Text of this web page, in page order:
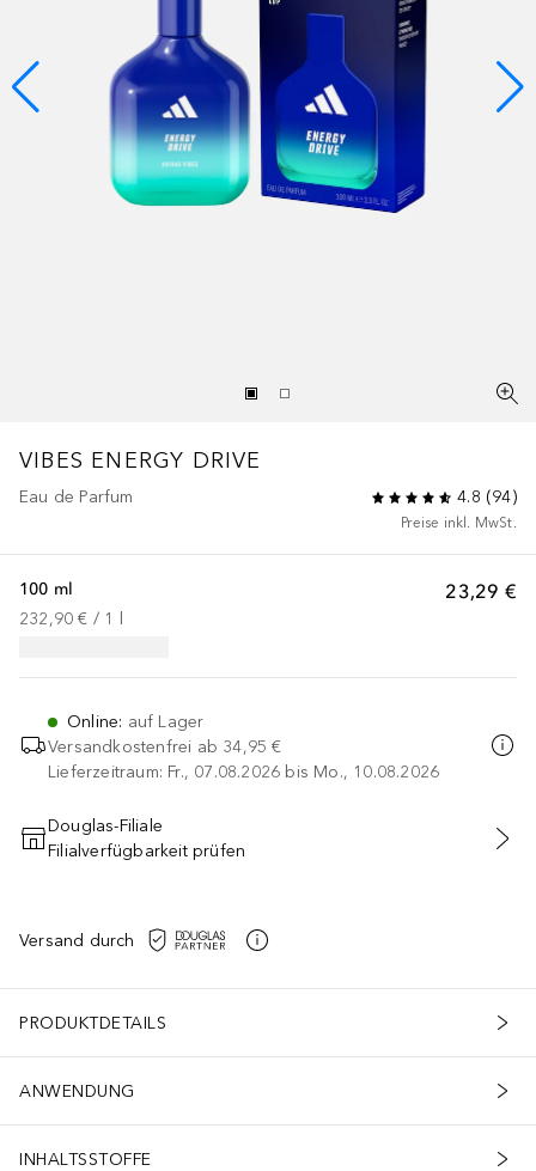
VIBES ENERGY DRIVE
Eau de Parfum 4.8 (94)
Preise inkl. MwSt.
23,29 €
100 ml
232,90 € / 1
Online: auf Lager
Versandkostenfrei ab 34,95 €
Lieferzeitraum: Fr., 07.08.2026 bis Mo., 10.08.2026
IN DEN WARENKORB
Douglas-Filiale
Filialverfügbarkeit prüfen
Versand durch
PRODUKTDETAILS
ANWENDUNG
INHALTSSTOFFE